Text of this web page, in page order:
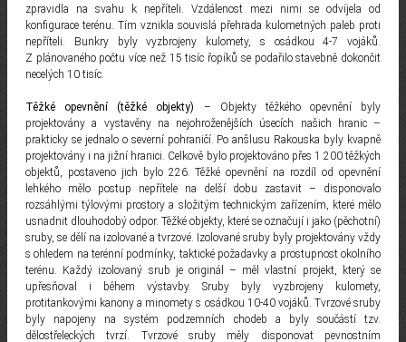
zpravidla na svahu k nepříteli. Vzdálenost mezi nimi se odvíjela od
konfigurace terénu. Tím vznikla souvislá přehrada kulometných paleb proti
nepříteli. Bunkry byly vyzbrojeny kulomety, s osádkou 4-7 vojáků.
Z plánovaného počtu více než 15 tisíc řopíků se podařilo stavebně dokončit
necelých 10 tisíc.
Těžké opevnění (těžké objekty) – Objekty těžkého opevnění byly
projektovány a vystavěny na nejohroženějších úsecích našich hranic –
prakticky se jednalo o severní pohraničí. Po anšlusu Rakouska byly kvapně
projektovány i na jižní hranici. Celkově bylo projektováno přes 1 200 těžkých
objektů, postaveno jich bylo 226. Těžké opevnění na rozdíl od opevnění
lehkého mělo postup nepřítele na delší dobu zastavit – disponovalo
rozsáhlými týlovými prostory a složitým technickým zařízením, které mělo
usnadnit dlouhodobý odpor. Těžké objekty, které se označují i jako (pěchotní)
sruby, se dělí na izolované a tvrzové. Izolované sruby byly projektovány vždy
s ohledem na terénní podmínky, taktické požadavky a prostupnost okolního
terénu. Každý izolovaný srub je originál – měl vlastní projekt, který se
upřesňoval i během výstavby. Sruby byly vyzbrojeny kulomety,
protitankovými kanony a minomety s osádkou 10-40 vojáků. Tvrzové sruby
byly napojeny na systém podzemních chodeb a byly součástí tzv.
dělostřeleckých tvrzí. Tvrzové sruby měly disponovat pevnostním